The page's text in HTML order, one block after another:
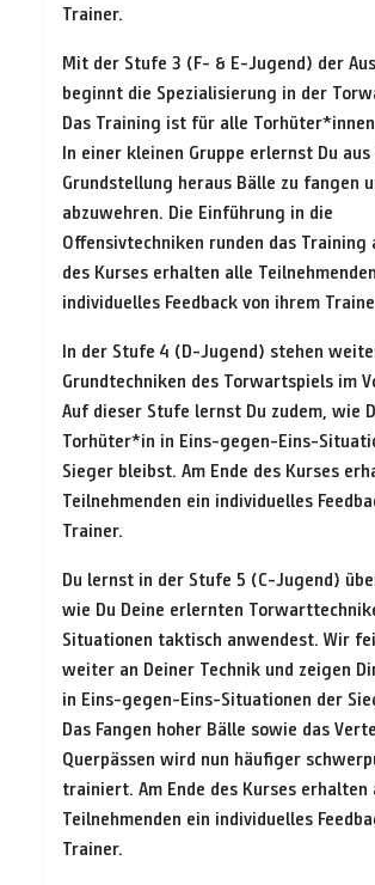
Trainer.
Mit der Stufe 3 (F- & E-Jugend) der
beginnt die Spezialisierung in der
Das Training ist für alle
In einer kleinen Gruppe erlernst Du
Grundstellung heraus Bälle zu fangen
abzuwehren. Die Einführung in die
Offensivtechniken runden das Training
des Kurses erhalten alle
individuelles Feedback von ihrem
In der Stufe 4 (D-Jugend) stehen
Grundtechniken des Torwartspiels im
Auf dieser Stufe lernst Du zudem, wie
Torhüter*in in Eins-gegen-Eins-
Sieger bleibst. Am Ende des Kurses
Teilnehmenden ein individuelles
Trainer.
Du lernst in der Stufe 5 (C-Jugend)
wie Du Deine erlernten
Situationen taktisch anwendest. Wir
weiter an Deiner Technik und zeigen
in Eins-gegen-Eins-Situationen der
Das Fangen hoher Bälle sowie das
Querpässen wird nun häufiger
trainiert. Am Ende des Kurses erhalten
Teilnehmenden ein individuelles
Trainer.